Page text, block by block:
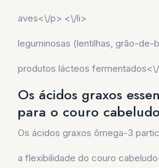
aves<\/p> <\/li>
leguminosas (lentilhas, grão-
produtos lácteos
Os ácidos graxos
para o couro
Os ácidos graxos ômega-3
a flexibilidade do couro